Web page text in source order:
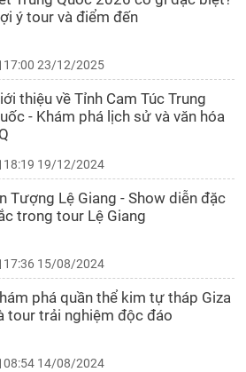
ý tour và điểm đến
17:00 23/12/2025
thiệu về Tỉnh Cam Túc Trung
- Khám phá lịch sử và văn hóa
18:19 19/12/2024
Tượng Lệ Giang - Show diễn đặc
trong tour Lệ Giang
17:36 15/08/2024
phá quần thể kim tự tháp Giza
tour trải nghiệm độc đáo
08:54 14/08/2024